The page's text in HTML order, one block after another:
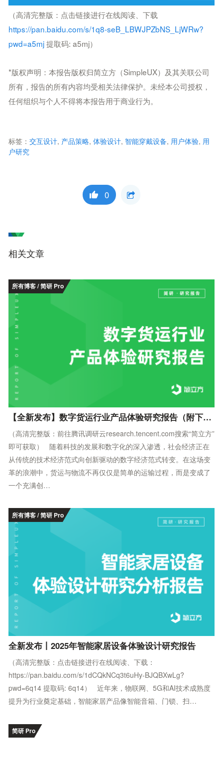
（高清完整版：点击链接进行在线阅读、下载
https://pan.baidu.com/s/1q8-seB_LBWJPZbNS_LjWRw?
pwd=a5mj提取码: a5mj）
*版权声明：本报告版权归简立方（SimpleUX）及其关联公司
所有，报告的所有内容均受相关法律保护。未经本公司授权，
任何组织与个人不得将本报告用于商业行为。
标签： 交互设计, 产品策略, 体验设计, 智能穿戴设备, 用户体验, 用
户研究
0
相关文章
所有博客 / 简研 Pro
【全新发布】数字货运行业产品体验研究报告（附下载）
（高清完整版：前往腾讯调研云research.tencent.com搜索“简立方”
即可获取） 随着科技的发展和数字化的深入渗透，社会经济正在
从传统的技术经济范式向创新驱动的数字经济范式转变。在这场变
革的浪潮中，货运与物流不再仅仅是简单的运输过程，而是变成了
一个充满创…
所有博客 / 简研 Pro
全新发布丨2025年智能家居设备体验设计研究报告
（高清完整版：点击链接进行在线阅读、下载：
https://pan.baidu.com/s/1dCQkNCq3t6uHy-BJQBXwLg?
pwd=6q14 提取码: 6q14） 近年来，物联网、5G和AI技术成熟度
提升为行业奠定基础，智能家居产品像智能音箱、门锁、扫…
简研 Pro